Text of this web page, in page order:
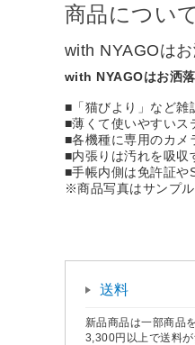
商品について
with NYAGOは
with NYAGOはお洒
■「猫びより」など雑
■薄くて使いやすいス
■各機種に専用のカメ
■内張りは汚れを吸収
■手帳内側は免許証や
※商品写真はサンプ
送料
新品商品は一部商品
3,300円以上で送料が